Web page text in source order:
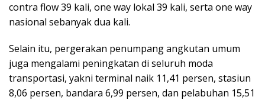
contra flow 39 kali, one way lokal 39 kali, serta one way
nasional sebanyak dua kali.
Selain itu, pergerakan penumpang angkutan umum
juga mengalami peningkatan di seluruh moda
transportasi, yakni terminal naik 11,41 persen, stasiun
8,06 persen, bandara 6,99 persen, dan pelabuhan 15,51